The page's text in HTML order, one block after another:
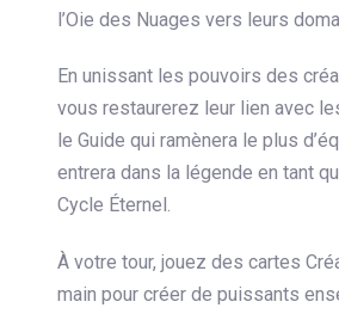
l’Oie des Nuages vers leurs
En unissant les pouvoirs des
vous restaurerez leur lien avec
le Guide qui ramènera le plus
entrera dans la légende en tant
Cycle Éternel.
À votre tour, jouez des cartes
main pour créer de puissants